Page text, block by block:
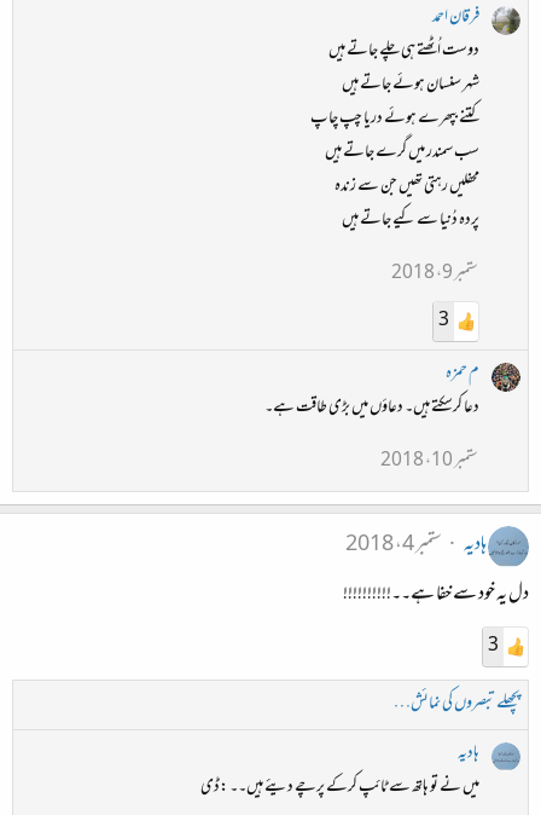
فرقان احمد
دوست اُٹھتے ہی چلے جاتے ہیں
شہر سنسان ہوئے جاتے ہیں
کتنے بپھرے ہوئے دریا چپ چاپ
سب سمندر میں گرے جاتے ہیں
محفلیں رہتی تھیں جن سے زندہ
پردہ دُنیا سے کیے جاتے ہیں
ستمبر 9، 2018
3
م حمزہ
دعا کرسکتے ہیں۔ دعاؤں میں بڑی طاقت ہے۔
ستمبر 10، 2018
ہادیہ
ستمبر 4، 2018
دل یہ خود سے خفا ہے۔۔!!!!!!!!!!
3
پچھلے تبصروں کی نمائش…
ہادیہ
میں نے تو ہاتھ سے ٹائپ کرکے پرچے دیئے ہیں۔۔ :ڈی